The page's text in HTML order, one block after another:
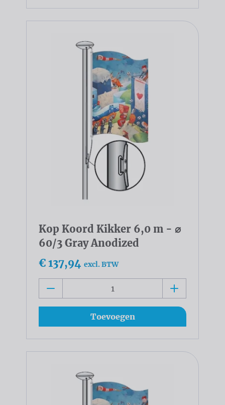
Kop Koord Kikker 6,0 m - ⌀
60/3 Gray Anodized
€ 137,94 excl. BTW
Toevoegen